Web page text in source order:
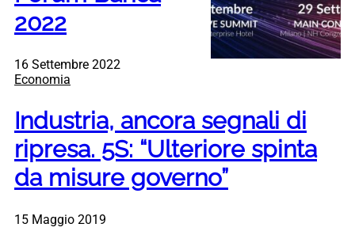
2022
16 Settembre 2022
Economia
Industria, ancora segnali di
ripresa. 5S: “Ulteriore spinta
da misure governo”
15 Maggio 2019